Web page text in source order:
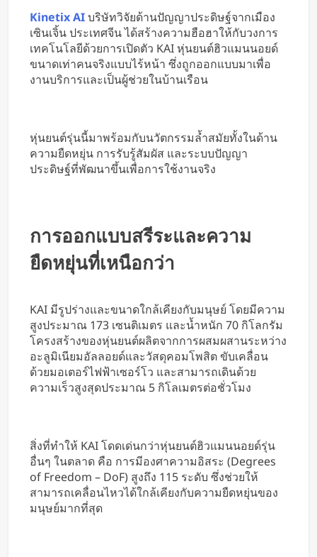
หารค่าน้ำมันและค่าทางด่วน
Kinetix AIบริษัทวิจัยด้านปัญญาประดิษฐ์จากเมือง
เซินเจิ้น ประเทศจีน ได้สร้างความฮือฮาให้กับวงการ
เทคโนโลยีด้วยการเปิดตัว KAI หุ่นยนต์ฮิวแมนนอยด์
ขนาดเท่าคนจริงแบบไร้หน้า ซึ่งถูกออกแบบมาเพื่อ
งานบริการและเป็นผู้ช่วยในบ้านเรือน
หุ่นยนต์รุ่นนี้มาพร้อมกับนวัตกรรมล้ำสมัยทั้งในด้าน
ความยืดหยุ่น การรับรู้สัมผัส และระบบปัญญา
ประดิษฐ์ที่พัฒนาขึ้นเพื่อการใช้งานจริง
การออกแบบสรีระและความ
ยืดหยุ่นที่เหนือกว่า
KAI มีรูปร่างและขนาดใกล้เคียงกับมนุษย์ โดยมีความ
สูงประมาณ 173 เซนติเมตร และน้ำหนัก 70 กิโลกรัม
โครงสร้างของหุ่นยนต์ผลิตจากการผสมผสานระหว่าง
อะลูมิเนียมอัลลอยด์และวัสดุคอมโพสิต ขับเคลื่อน
ด้วยมอเตอร์ไฟฟ้าเซอร์โว และสามารถเดินด้วย
ความเร็วสูงสุดประมาณ 5 กิโลเมตรต่อชั่วโมง
สิ่งที่ทำให้ KAI โดดเด่นกว่าหุ่นยนต์ฮิวแมนนอยด์รุ่น
อื่นๆ ในตลาด คือ การมีองศาความอิสระ (Degrees
of Freedom – DoF) สูงถึง 115 ระดับ ซึ่งช่วยให้
สามารถเคลื่อนไหวได้ใกล้เคียงกับความยืดหยุ่นของ
มนุษย์มากที่สุด